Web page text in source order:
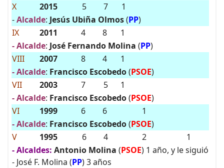
X
2015 5 7
1
-Alcalde: Jesús Ubiña Olmos(PP)
IX
2011 4 8
1
- Alcalde: José Fernando Molina (PP)
VIII
2007 8 4
1
- Alcalde: Francisco Escobedo(PSOE)
VII
2003 7 5
1
- Alcalde: Francisco Escobedo(PSOE)
VI
1999 6 6
1
- Alcalde: Francisco Escobedo(PSOE)
V
1995 6 4 2
1
- Alcaldes: Antonio Molina (PSOE) 1 año, y le siguió
- José F. Molina (PP) 3 años